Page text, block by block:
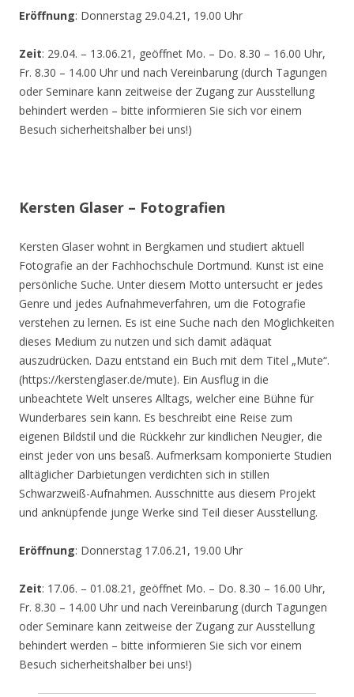
Eröffnung: Donnerstag 29.04.21, 19.00 Uhr
Zeit: 29.04. – 13.06.21, geöffnet Mo. – Do. 8.30 – 16.00 Uhr,
Fr. 8.30 – 14.00 Uhr und nach Vereinbarung (durch Tagungen
oder Seminare kann zeitweise der Zugang zur Ausstellung
behindert werden – bitte informieren Sie sich vor einem
Besuch sicherheitshalber bei uns!)
Kersten Glaser – Fotografien
Kersten Glaser wohnt in Bergkamen und studiert aktuell
Fotografie an der Fachhochschule Dortmund. Kunst ist eine
persönliche Suche. Unter diesem Motto untersucht er jedes
Genre und jedes Aufnahmeverfahren, um die Fotografie
verstehen zu lernen. Es ist eine Suche nach den Möglichkeiten
dieses Medium zu nutzen und sich damit adäquat
auszudrücken. Dazu entstand ein Buch mit dem Titel „Mute“.
(https://kerstenglaser.de/mute). Ein Ausflug in die
unbeachtete Welt unseres Alltags, welcher eine Bühne für
Wunderbares sein kann. Es beschreibt eine Reise zum
eigenen Bildstil und die Rückkehr zur kindlichen Neugier, die
einst jeder von uns besaß. Aufmerksam komponierte Studien
alltäglicher Darbietungen verdichten sich in stillen
Schwarzweiß-Aufnahmen. Ausschnitte aus diesem Projekt
und anknüpfende junge Werke sind Teil dieser Ausstellung.
Eröffnung: Donnerstag 17.06.21, 19.00 Uhr
Zeit: 17.06. – 01.08.21, geöffnet Mo. – Do. 8.30 – 16.00 Uhr,
Fr. 8.30 – 14.00 Uhr und nach Vereinbarung (durch Tagungen
oder Seminare kann zeitweise der Zugang zur Ausstellung
behindert werden – bitte informieren Sie sich vor einem
Besuch sicherheitshalber bei uns!)